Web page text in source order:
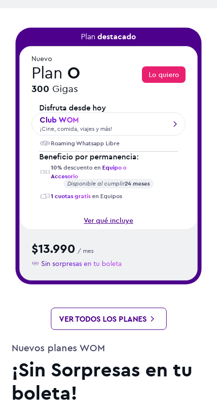
Nuevos planes WOM
¡Sin Sorpresas en tu
boleta!
Plan destacado
Nuevo
Plan O
300 Gigas
Lo quiero
Disfruta desde hoy
Club WOM
¡Cine, comida, viajes y más!
Roaming Whatsapp Libre
Beneficio por permanencia:
10% descuento en Equipo o
Accesorio
Disponible al cumplir24 meses
1 cuotas gratis en Equipos
Ver qué incluye
$13.990 / mes
Sin sorpresas en tu boleta
VER TODOS LOS PLANES